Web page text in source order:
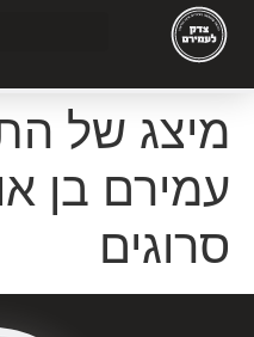
מיצג של
עמירם בן
סרוגים